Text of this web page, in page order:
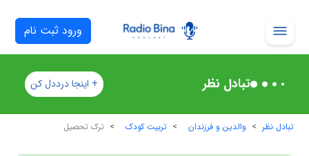
ورود ثبت نام
تبادل نظر + اینجا درددل کن
تبادل نظر والدین و فرزندان تربیت کودک ترک تحصیل